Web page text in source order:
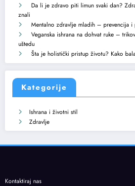
Da li je zdravo piti limun svaki dan?
znali
Mentalno zdravlje mladih – prevencija i
Veganska ishrana na dohvat ruke –
uštedu
Šta je holistički pristup životu? Kako
Kategorije
Ishrana i životni stil
Zdravlje
Kontaktiraj nas